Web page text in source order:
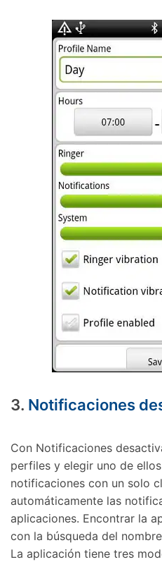
3. Notificaciones
Con Notificaciones
perfiles y elegir uno de
notificaciones con un solo
automáticamente las
aplicaciones. Encontrar la
con la búsqueda del
La aplicación tiene tres